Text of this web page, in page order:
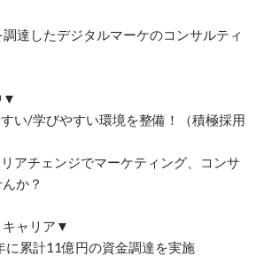
達したデジタルマーケのコンサルティ
▼
い/学びやすい環境を整備！（積極採用
アチェンジでマーケティング、コンサ
か？
ャリア▼
累計11億円の資金調達を実施